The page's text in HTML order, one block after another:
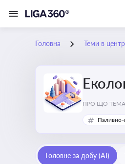
Головна Теми в
ПРО ЩО
Паливно-
Головне за добу (AI)